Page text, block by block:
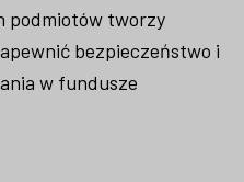
podmiotów tworzy
bezpieczeństwo i
w fundusze